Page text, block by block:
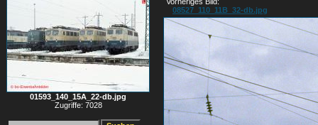
01593_140_15A_22-db.jpg
Zugriffe: 7028
08527_110_11B_32-db.jpg